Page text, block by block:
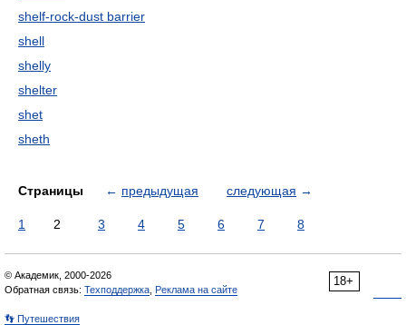
shelf-rock-dust barrier
shell
shelly
shelter
shet
sheth
Страницы ← предыдущая следующая →
1 2 3 4 5 6 7 8
18+
© Академик, 2000-2026
Обратная связь: Техподдержка Реклама на сайте
👣 Путешествия